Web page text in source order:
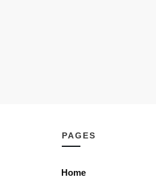
PAGES
Home